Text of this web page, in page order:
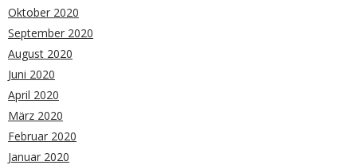
Oktober 2020
September 2020
August 2020
Juni 2020
April 2020
März 2020
Februar 2020
Januar 2020